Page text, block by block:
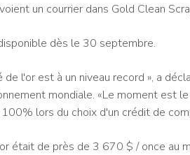
un courrier dans Gold Clean
dès le 30 septembre.
de l'or est à un niveau record », a
mondiale. «Le moment est
lors du choix d'un crédit de
était de près de 3 670 $ / once au